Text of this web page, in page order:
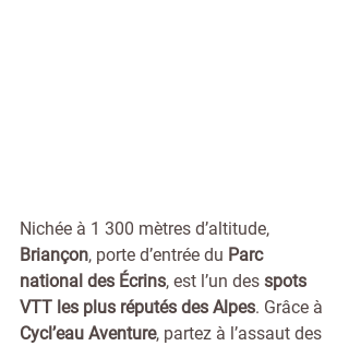
Nichée à 1 300 mètres d’altitude,
Briançon, porte d’entrée du Parc
national des Écrins, est l’un des spots
VTT les plus réputés des Alpes. Grâce à
Cycl’eau Aventure, partez à l’assaut des